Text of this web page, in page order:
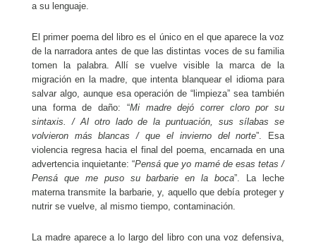
a su lenguaje.
El primer poema del libro es el único en el que aparece la voz
de la narradora antes de que las distintas voces de su familia
tomen la palabra. Allí se vuelve visible la marca de la
migración en la madre, que intenta blanquear el idioma para
salvar algo, aunque esa operación de “limpieza” sea también
una forma de daño: “Mi madre dejó correr cloro por su
sintaxis. / Al otro lado de la puntuación, sus sílabas se
volvieron más blancas / que el invierno del norte”. Esa
violencia regresa hacia el final del poema, encarnada en una
advertencia inquietante: “Pensá que yo mamé de esas tetas /
Pensá que me puso su barbarie en la boca”. La leche
materna transmite la barbarie, y, aquello que debía proteger y
nutrir se vuelve, al mismo tiempo, contaminación.
La madre aparece a lo largo del libro con una voz defensiva,